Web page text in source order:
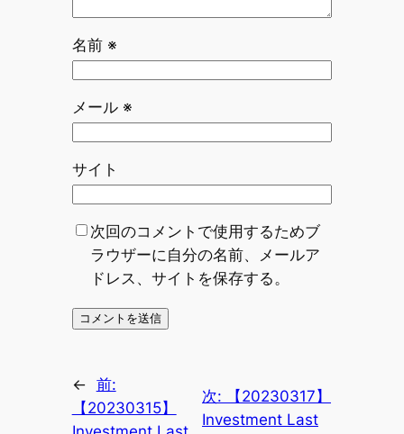
名前 ※
メール ※
サイト
次回のコメントで使用するためブ
ラウザーに自分の名前、メールア
ドレス、サイトを保存する。
← 前:
【20230315】
次:
【20230317】
Investment Last